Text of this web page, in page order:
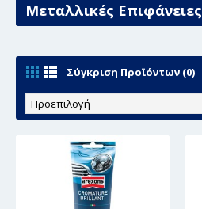
Μεταλλικές Επιφάνειες
Σύγκριση Προϊόντων (0)